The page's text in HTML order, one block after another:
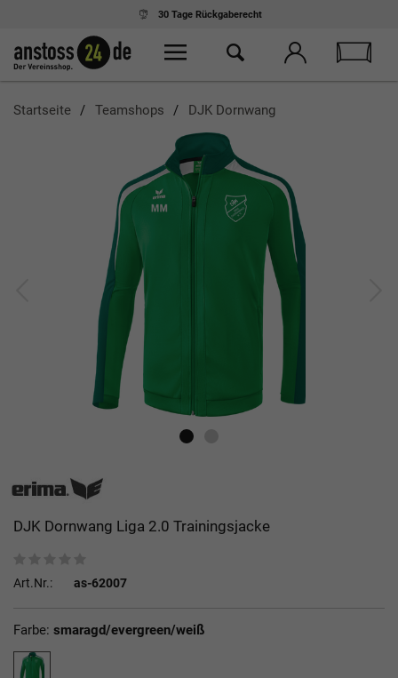
30 Tage Rückgaberecht
Startseite Teamshops DJK Dornwang
DJK Dornwang Liga 2.0 Trainingsjacke
Art.Nr.: as-62007
Farbe: smaragd/evergreen/weiß